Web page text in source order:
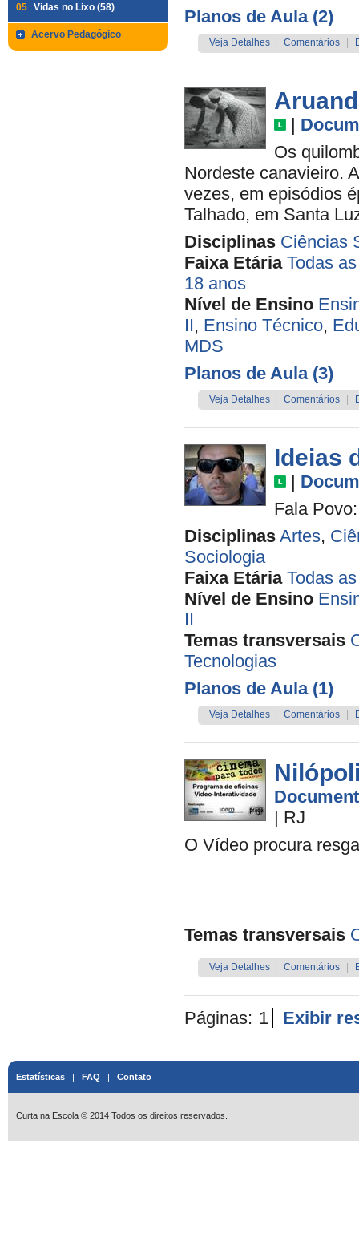
05 Vidas no Lixo (58)
Acervo Pedagógico
Planos de Aula (2)
Veja Detalhes Comentários
|
Os
Nordeste canavieiro.
vezes, em episódios
Talhado, em Santa
Disciplinas Ciências
Faixa Etária Todas
18 anos
Nível de Ensino
II, Ensino Técnico,
MDS
Planos de Aula (3)
Veja Detalhes Comentários
Ideias
|
Fala
Disciplinas Artes,
Sociologia
Faixa Etária Todas
Nível de Ensino
II
Temas transversais
Tecnologias
Planos de Aula (1)
Veja Detalhes Comentários
| RJ
O Vídeo procura
Temas transversais
Veja Detalhes Comentários
Páginas: 1 Exibir
Estatísticas | FAQ | Contato
Curta na Escola © 2014 Todos os direitos reservados.